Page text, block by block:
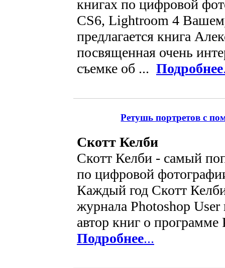
книгах по цифровой
CS6, Lightroom 4
предлагается книга
посвященная очень
съемке об ... Подробнее
Ретушь портретов с
Скотт Келби
Скотт Келби - самый
по цифровой
Каждый год Скотт
журнала Photoshop
автор книг о
Подробнее...